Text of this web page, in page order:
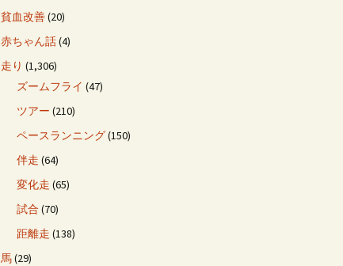
貧血改善(20)
赤ちゃん話(4)
走り (1,306)
ズームフライ (47)
ツアー (210)
ペースランニング(150)
伴走 (64)
変化走 (65)
試合 (70)
距離走 (138)
馬(29)